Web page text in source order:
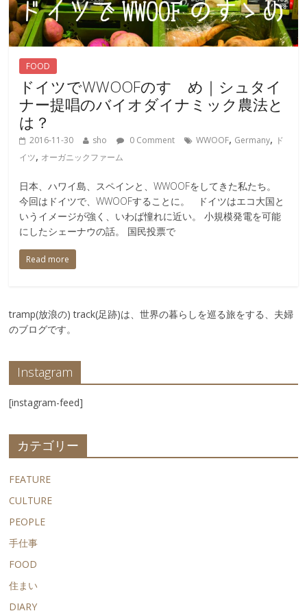
FOOD
ドイツでWWOOFのすゝめ｜シュタイ
ナー提唱のバイオダイナミック農法と
は？
2016-11-30 sho 0 Comment WWOOF, Germany, ド
イツ, オーガニックファーム
日本、ハワイ島、スペインと、WWOOFをしてきた私たち。
今回はドイツで、WWOOFすることに。 ドイツはエコ大国と
いうイメージが強く、いわば憧れに近い。 小規模発電を可能
にしたシェーナウの話。 国民投票で
Read more
tramp(放浪の) track(足跡)は、世界の暮らしを巡る旅をする、夫婦
のブログです。
Instagram
[instagram-feed]
カテゴリー
FEATURE
CULTURE
PEOPLE
手仕事
FOOD
住まい
DIARY